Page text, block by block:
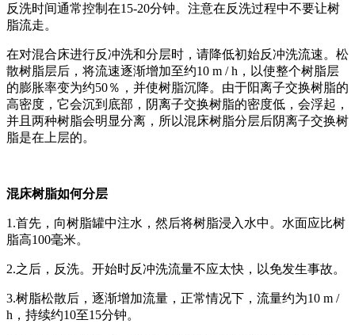
反洗时间通常控制在15-20分钟。注意在反洗过程中不要让树
脂流走。
在对混合床进行反冲洗和分层时，请降低初始反冲洗流速。松
散树脂层后，将流速逐渐增加至约10 m / h，以使整个树脂层
的膨胀率变为约50％，并使树脂沉降。由于阳离子交换树脂的
高密度，它会沉到底部，阴离子交换树脂的密度低，会浮起，
并且两种树脂会明显分离，所以混床树脂分层后阴离子交换树
脂是在上层的。
混床树脂如何分层
1.首先，向树脂罐中注水，然后将树脂浸入水中。水面应比树
脂高100毫米。
2.之后，反洗。开始时反冲洗流量不应太快，以免发生事故。
3.树脂松散后，逐渐增加流量，正常情况下，流量约为10 m /
h，持续约10至15分钟。